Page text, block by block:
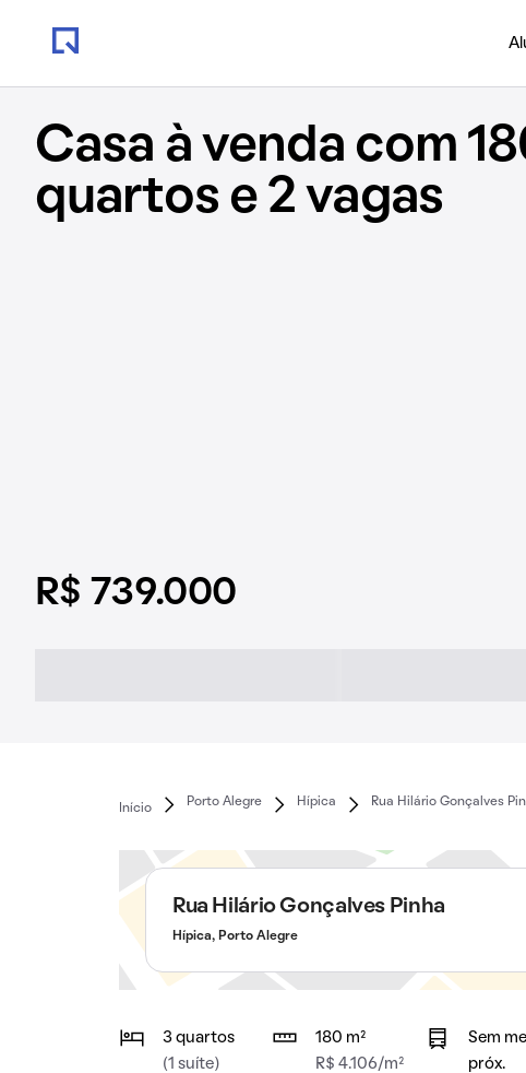
Casa à venda com
quartos e 2 vagas
R$ 739.000
Início
Porto Alegre Hípica Rua Hilário Gonçalves
Rua Hilário Gonçalves Pinha
Hípica, Porto Alegre
3 quartos
(1 suíte)
180 m²
R$ 4.106/m²
Sem
próx.